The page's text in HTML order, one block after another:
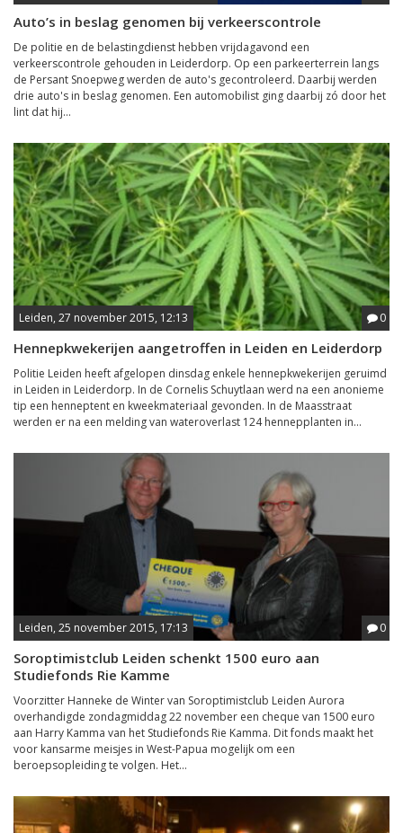
Auto’s in beslag genomen bij verkeerscontrole
De politie en de belastingdienst hebben vrijdagavond een
verkeerscontrole gehouden in Leiderdorp. Op een parkeerterrein langs
de Persant Snoepweg werden de auto's gecontroleerd. Daarbij werden
drie auto's in beslag genomen. Een automobilist ging daarbij zó door het
lint dat hij...
Leiden, 27 november 2015, 12:13 0
Hennepkwekerijen aangetroffen in Leiden en Leiderdorp
Politie Leiden heeft afgelopen dinsdag enkele hennepkwekerijen geruimd
in Leiden in Leiderdorp. In de Cornelis Schuytlaan werd na een anonieme
tip een henneptent en kweekmateriaal gevonden. In de Maasstraat
werden er na een melding van wateroverlast 124 hennepplanten in...
Leiden, 25 november 2015, 17:13 0
Soroptimistclub Leiden schenkt 1500 euro aan
Studiefonds Rie Kamme
Voorzitter Hanneke de Winter van Soroptimistclub Leiden Aurora
overhandigde zondagmiddag 22 november een cheque van 1500 euro
aan Harry Kamma van het Studiefonds Rie Kamma. Dit fonds maakt het
voor kansarme meisjes in West-Papua mogelijk om een
beroepsopleiding te volgen. Het...